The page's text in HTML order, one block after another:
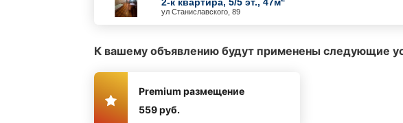
ул Станиславского, 89
К вашему объявлению будут применены следующие
Premium размещение
559 руб.